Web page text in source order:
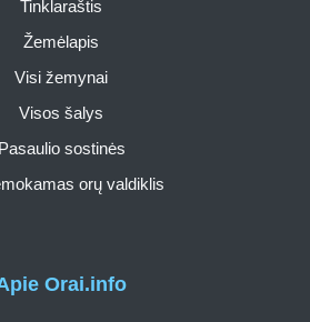
Orai.info
Tinklaraštis
Žemėlapis
Visi žemynai
Visos šalys
Pasaulio sostinės
orų valdiklis